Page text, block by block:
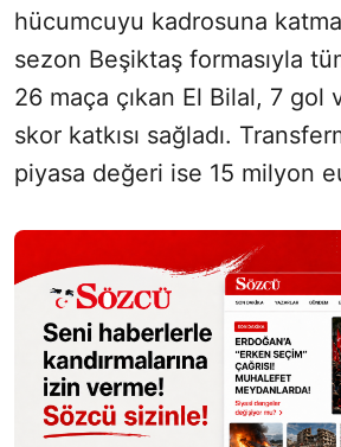
hücumcuyu kadrosuna
sezon Beşiktaş formasıyla
26 maça çıkan El Bilal, 7 gol
skor katkısı sağladı.
piyasa değeri ise 15 milyon